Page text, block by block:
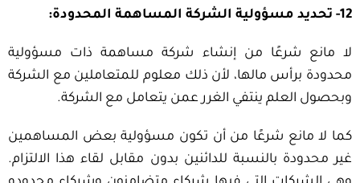
12- تحديد مسؤولية الشركة المساهمة المحدودة:
لا مانع شرعًا من إنشاء شركة مساهمة ذات مسؤولية
محدودة برأس مالها، لأن ذلك معلوم للمتعاملين مع الشركة
وبحصول العلم ينتفي الغرر عمن يتعامل مع الشركة.
كما لا مانع شرعًا من أن تكون مسؤولية بعض المساهمين
غير محدودة بالنسبة للدائنين بدون مقابل لقاء هذا الالتزام.